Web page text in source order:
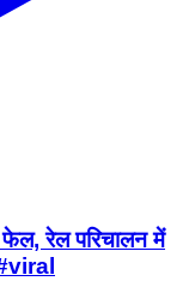
फेल, रेल परिचालन में